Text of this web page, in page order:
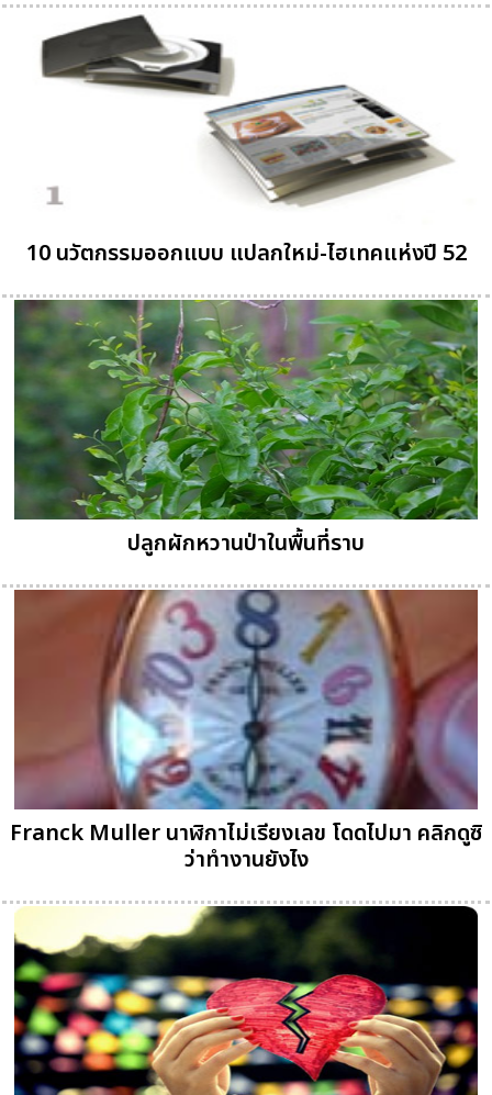
10 นวัตกรรมออกแบบ แปลกใหม่-ไฮเทคแห่งปี 52
ปลูกผักหวานป่าในพื้นที่ราบ
Franck Muller นาฬิกาไม่เรียงเลข โดดไปมา คลิกดูซิ
ว่าทำงานยังไง